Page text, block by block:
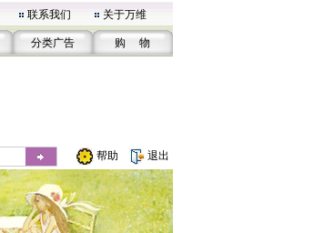
联系我们 关于万维
分类广告 购 物
帮助 退出